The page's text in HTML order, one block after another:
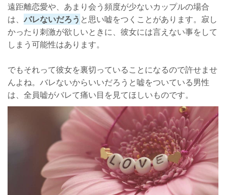
遠距離恋愛や、あまり会う頻度が少ないカップルの場合
は、 バレないだろう と思い嘘をつくことがあります。寂し
かったり刺激が欲しいときに、彼女には言えない事をして
しまう可能性はあります。
でもそれって彼女を裏切っていることになるので許せませ
んよね。バレないからいいだろうと嘘をついている男性
は、全員嘘がバレて痛い目を見てほしいものです。